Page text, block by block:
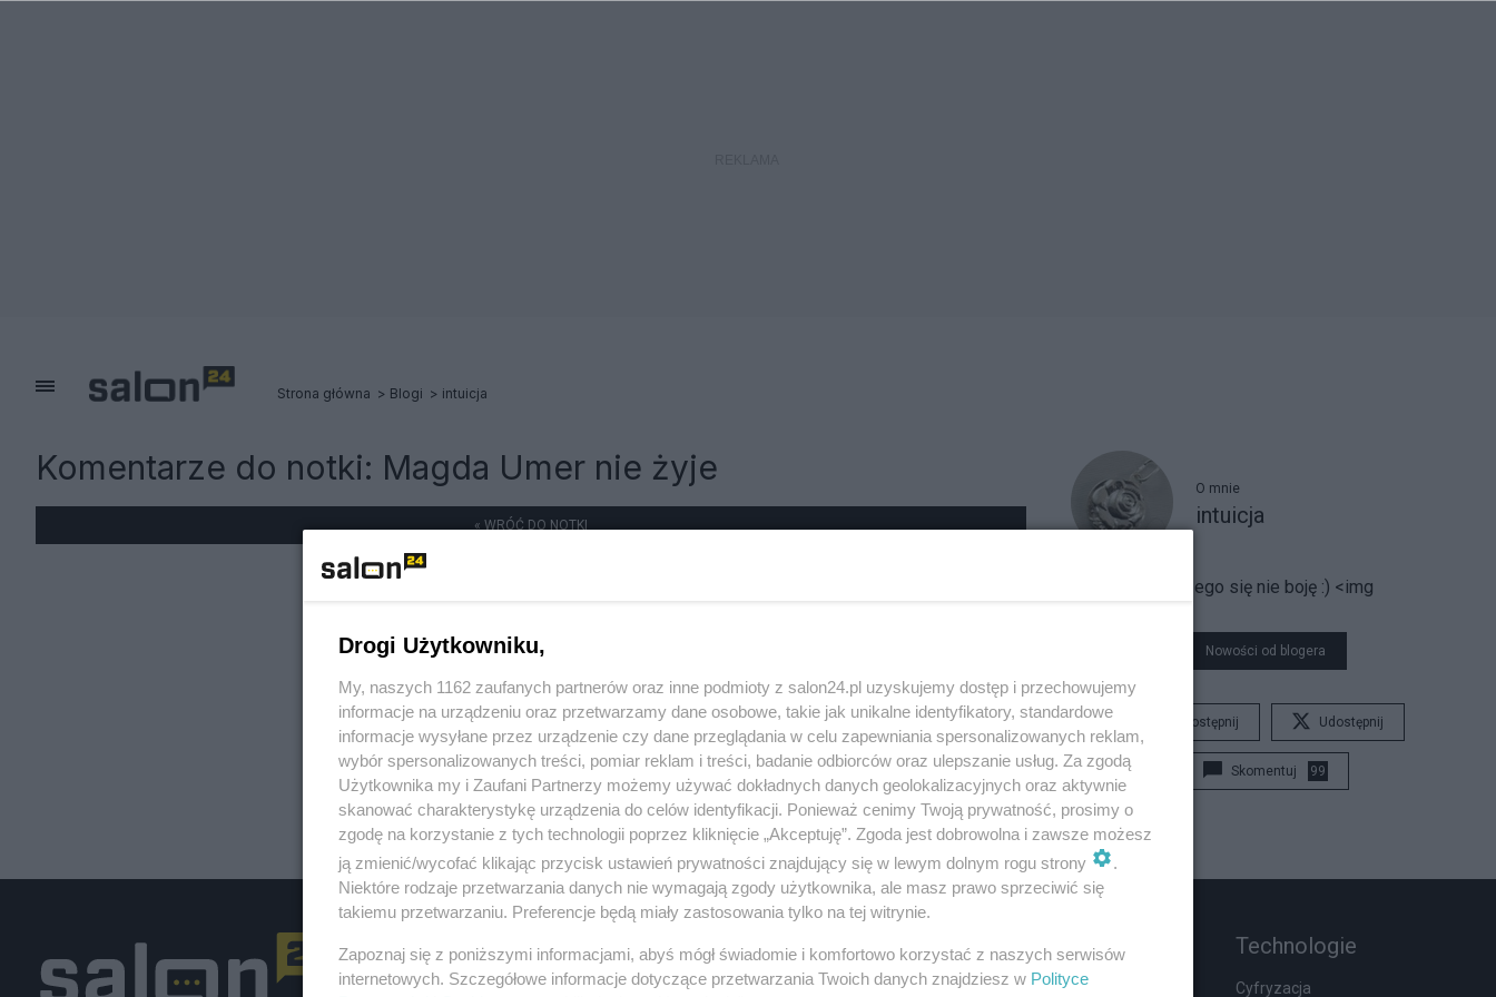
Strona główna Blogi intuicja
Komentarze do notki: Magda Umer nie żyje
« WRÓĆ DO NOTKI
O mnie
intuicja
Niczego się nie boję :) <img
Nowości od blogera
Udostępnij Udostępnij
Skomentuj 99
Polityka
Rosja
Gospodarka
Biznes
Rozmaitości
Zdrowie
Technologie
Cyfryzacja
Drogi Użytkowniku,
My, naszych 1162 zaufanych partnerów oraz inne podmioty z salon24.pl uzyskujemy dostęp i przechowujemy
informacje na urządzeniu oraz przetwarzamy dane osobowe, takie jak unikalne identyfikatory, standardowe
informacje wysyłane przez urządzenie czy dane przeglądania w celu zapewniania spersonalizowanych reklam,
wybór spersonalizowanych treści, pomiar reklam i treści, badanie odbiorców oraz ulepszanie usług. Za zgodą
Użytkownika my i Zaufani Partnerzy możemy używać dokładnych danych geolokalizacyjnych oraz aktywnie
skanować charakterystykę urządzenia do celów identyfikacji. Ponieważ cenimy Twoją prywatność, prosimy o
zgodę na korzystanie z tych technologii poprzez kliknięcie „Akceptuję”. Zgoda jest dobrowolna i zawsze możesz
ją zmienić/wycofać klikając przycisk ustawień prywatności znajdujący się w lewym dolnym rogu strony
.
Niektóre rodzaje przetwarzania danych nie wymagają zgody użytkownika, ale masz prawo sprzeciwić się
takiemu przetwarzaniu. Preferencje będą miały zastosowania tylko na tej witrynie.
Zapoznaj się z poniższymi informacjami, abyś mógł świadomie i komfortowo korzystać z naszych serwisów
internetowych. Szczegółowe informacje dotyczące przetwarzania Twoich danych znajdziesz w Polityce